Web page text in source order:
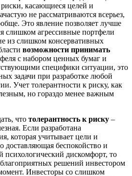
касающиеся целей и
не рассматриваются всерьез,
Это явление позволяет лучше
слишком агрессивные портфели
из слишком консервативных
возможности принимать
с набором ценных бумаг и
специфики ситуации, это
задачи при разработке любой
Учет толерантности к риску, как
но гораздо менее важным
что толерантность к риску –
Если разработана
которая учитывает цели и
доставляющая беспокойство и
дискомфорт, то
решений инвестором
Инвесторы со слишком